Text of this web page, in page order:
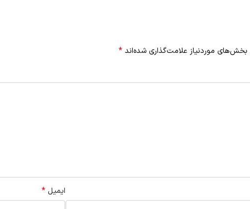
بخش‌های موردنیاز علامت‌گذاری شده‌اند *
ایمیل *